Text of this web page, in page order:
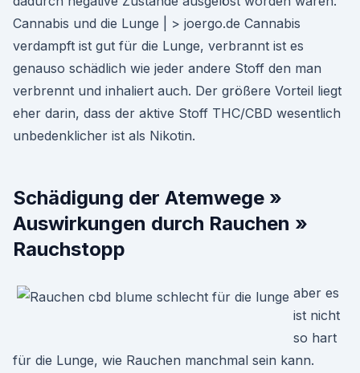
Cannabis und die Lunge | > joergo.de Cannabis
verdampft ist gut für die Lunge, verbrannt ist es
genauso schädlich wie jeder andere Stoff den man
verbrennt und inhaliert auch. Der größere Vorteil liegt
eher darin, dass der aktive Stoff THC/CBD wesentlich
unbedenklicher ist als Nikotin.
Schädigung der Atemwege »
Auswirkungen durch Rauchen »
Rauchstopp
aber es
ist nicht
so hart
für die Lunge, wie Rauchen manchmal sein kann.